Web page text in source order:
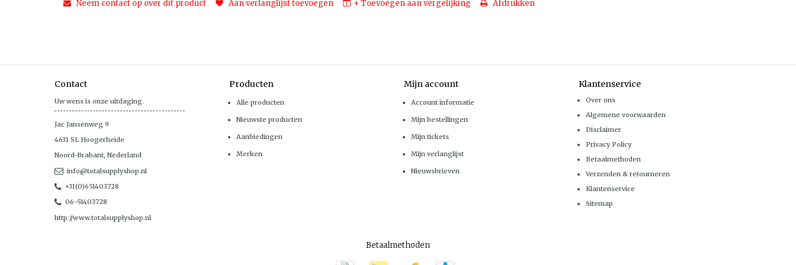
Neem contact op over dit product Aan verlanglijst toevoegen + Toevoegen aan vergelijking Afdrukken
Contact
Uw wens is onze uitdaging.
Jac Jansenweg 9
4631 SL Hoogerheide
Noord-Brabant, Nederland
info@totalsupplyshop.nl
+31(0)651403728
06-51403728
http://www.totalsupplyshop.nl
Producten
Alle producten
Nieuwste producten
Aanbiedingen
Merken
Mijn account
Account informatie
Mijn bestellingen
Mijn tickets
Mijn verlanglijst
Nieuwsbrieven
Klantenservice
Over ons
Algemene voorwaarden
Disclaimer
Privacy Policy
Betaalmethoden
Verzenden & retourneren
Klantenservice
Sitemap
Betaalmethoden